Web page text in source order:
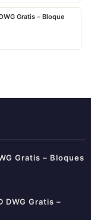
Gratis – Bloque
Gratis – Bloques
DWG Gratis –